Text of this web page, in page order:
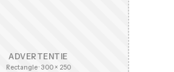
ADVERTENTIE
Rectangle · 300 × 250